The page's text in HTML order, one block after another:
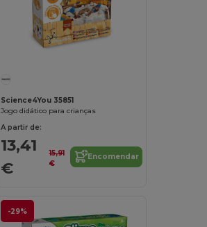
Science4You 35851
Jogo didático para crianças
A partir de:
13,41
€
15,91
€
Encomendar
-29%